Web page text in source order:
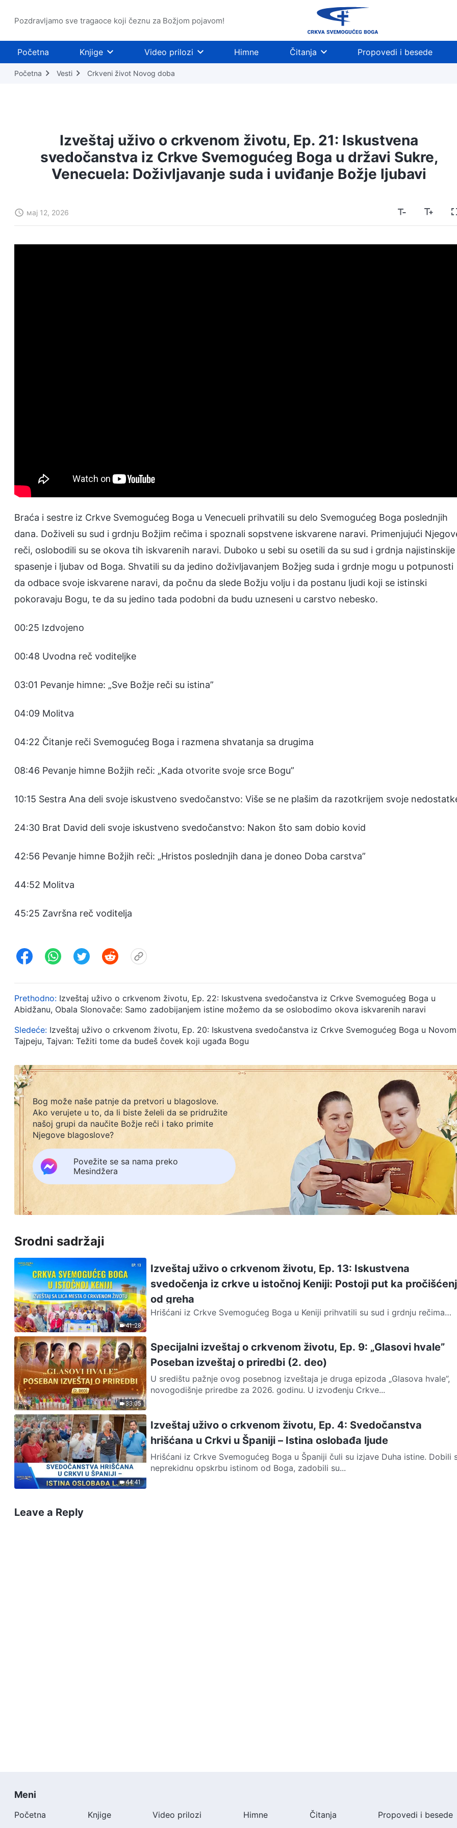
Pozdravljamo sve tragaoce koji čeznu za Božjom pojavom!
Početna Knjige Video prilozi Himne Čitanja Propovedi i besede
Početna Vesti Crkveni život Novog doba
Izveštaj uživo o crkvenom životu, Ep. 21: Iskustvena
svedočanstva iz Crkve Svemogućeg Boga u državi Sukre,
Venecuela: Doživljavanje suda i uviđanje Božje ljubavi
мај 12, 2026
Braća i sestre iz Crkve Svemogućeg Boga u Venecueli prihvatili su delo Svemogućeg Boga poslednjih
dana. Doživeli su sud i grdnju Božjim rečima i spoznali sopstvene iskvarene naravi. Primenjujući
reči, oslobodili su se okova tih iskvarenih naravi. Duboko u sebi su osetili da su sud i grdnja najistinskije
spasenje i ljubav od Boga. Shvatili su da jedino doživljavanjem Božjeg suda i grdnje mogu u potpunosti
da odbace svoje iskvarene naravi, da počnu da slede Božju volju i da postanu ljudi koji se istinski
pokoravaju Bogu, te da su jedino tada podobni da budu uzneseni u carstvo nebesko.
00:25 Izdvojeno
00:48 Uvodna reč voditeljke
03:01 Pevanje himne: „Sve Božje reči su istina”
04:09 Molitva
04:22 Čitanje reči Svemogućeg Boga i razmena shvatanja sa drugima
08:46 Pevanje himne Božjih reči: „Kada otvorite svoje srce Bogu”
10:15 Sestra Ana deli svoje iskustveno svedočanstvo: Više se ne plašim da razotkrijem svoje
24:30 Brat David deli svoje iskustveno svedočanstvo: Nakon što sam dobio kovid
42:56 Pevanje himne Božjih reči: „Hristos poslednjih dana je doneo Doba carstva”
44:52 Molitva
45:25 Završna reč voditelja
Prethodno: Izveštaj uživo o crkvenom životu, Ep. 22: Iskustvena svedočanstva iz Crkve Svemogućeg Boga u
Abidžanu, Obala Slonovače: Samo zadobijanjem istine možemo da se oslobodimo okova iskvarenih naravi
Sledeće: Izveštaj uživo o crkvenom životu, Ep. 20: Iskustvena svedočanstva iz Crkve Svemogućeg Boga u Novom
Tajpeju, Tajvan: Težiti tome da budeš čovek koji ugađa Bogu
Bog može naše patnje da pretvori u blagoslove.
Ako verujete u to, da li biste želeli da se pridružite
našoj grupi da naučite Božje reči i tako primite
Njegove blagoslove?
Povežite se sa nama preko
Mesindžera
Srodni sadržaji
41:28
Izveštaj uživo o crkvenom životu, Ep. 13: Iskustvena
svedočenja iz crkve u istočnoj Keniji: Postoji put ka
od greha
Hrišćani iz Crkve Svemogućeg Boga u Keniji prihvatili su sud i grdnju rečima
33:05
Specijalni izveštaj o crkvenom životu, Ep. 9: „Glasovi hvale”
Poseban izveštaj o priredbi (2. deo)
U središtu pažnje ovog posebnog izveštaja je druga epizoda „Glasova hvale”,
novogodišnje priredbe za 2026. godinu. U izvođenju Crkve...
44:41
Izveštaj uživo o crkvenom životu, Ep. 4: Svedočanstva
hrišćana u Crkvi u Španiji – Istina oslobađa ljude
Hrišćani iz Crkve Svemogućeg Boga u Španiji čuli su izjave Duha istine. Dobili
neprekidnu opskrbu istinom od Boga, zadobili su...
Leave a Reply
Meni
Početna Knjige Video prilozi Himne Čitanja Propovedi i besede